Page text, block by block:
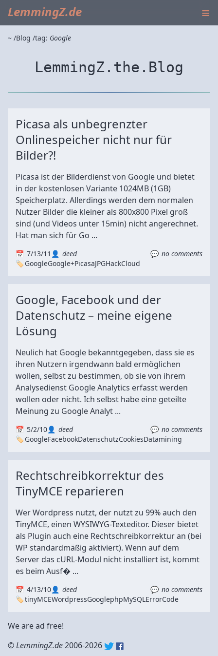
LemmingZ.de ≡
~ Blog tag: Google
LemmingZ.the.Blog
Picasa als unbegrenzter
Onlinespeicher nicht nur für
Bilder?!
Picasa ist der Bilderdienst von Google und bietet
in der kostenlosen Variante 1024MB (1GB)
Speicherplatz. Allerdings werden dem normalen
Nutzer Bilder die kleiner als 800x800 Pixel groß
sind (und Videos unter 15min) nicht angerechnet.
Hat man sich für Go ...
7/13/11 deed
no comments
GoogleGoogle+PicasaJPGHackCloud
Google, Facebook und der
Datenschutz – meine eigene
Lösung
Neulich hat Google bekanntgegeben, dass sie es
ihren Nutzern irgendwann bald ermöglichen
wollen, selbst zu bestimmen, ob sie von ihrem
Analysedienst Google Analytics erfasst werden
wollen oder nicht. Ich selbst habe eine geteilte
Meinung zu Google Analyt ...
5/2/10 deed
no comments
GoogleFacebookDatenschutzCookiesDatamining
Rechtschreibkorrektur des
TinyMCE reparieren
Wer Wordpress nutzt, der nutzt zu 99% auch den
TinyMCE, einen WYSIWYG-Texteditor. Dieser bietet
als Plugin auch eine Rechtschreibkorrektur an (bei
WP standardmäßig aktiviert). Wenn auf dem
Server das cURL-Modul nicht installiert ist, kommt
es beim Ausf� ...
4/13/10 deed
no comments
tinyMCEWordpressGooglephpMySQLErrorCode
We are ad free!
©LemmingZ.de2006-2026